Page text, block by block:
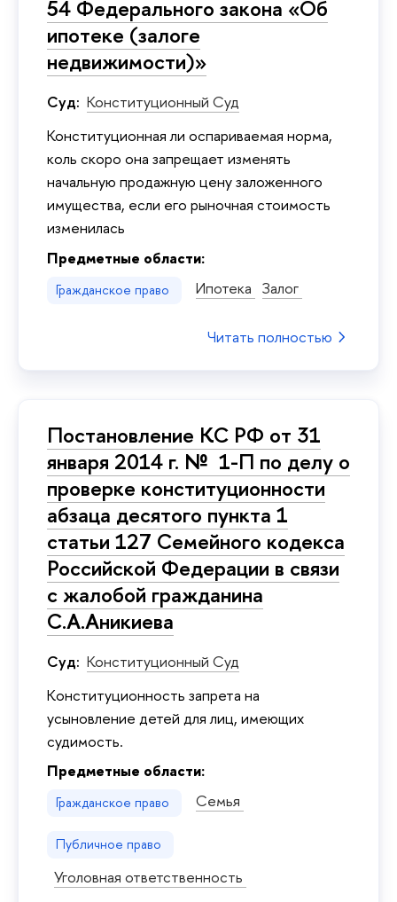
54 Федерального закона «Об
ипотеке (залоге
недвижимости)»
Суд: Конституционный Суд
Конституционная ли оспариваемая норма,
коль скоро она запрещает изменять
начальную продажную цену заложенного
имущества, если его рыночная стоимость
изменилась
Предметные области:
Гражданское право Ипотека Залог
Читать полностью
Постановление КС РФ от 31
января 2014 г. № 1-П по делу о
проверке конституционности
абзаца десятого пункта 1
статьи 127 Семейного кодекса
Российской Федерации в связи
с жалобой гражданина
С.А.Аникиева
Суд: Конституционный Суд
Kонституционность запрета на
усыновление детей для лиц, имеющих
судимость.
Предметные области:
Гражданское право Семья
Публичное право
Уголовная ответственность